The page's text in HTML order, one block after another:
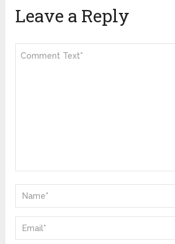
Leave a Reply